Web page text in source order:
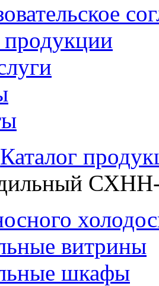
продукции
Каталог
витрины
шкафы